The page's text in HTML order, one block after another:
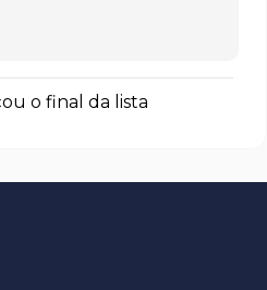
o final da lista